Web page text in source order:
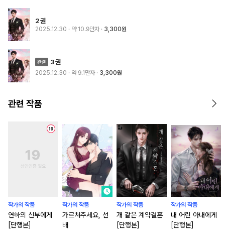
2권
2025.12.30 · 약 10.9만자 3,300원
3권
2025.12.30 · 약 9.1만자 3,300원
관련 작품
작가의 작품
연하의 신부에게
[단행본]
작가의 작품
가르쳐주세요, 선
배
작가의 작품
개 같은 계약결혼
[단행본]
작가의 작품
내 어린 아내에게
[단행본]